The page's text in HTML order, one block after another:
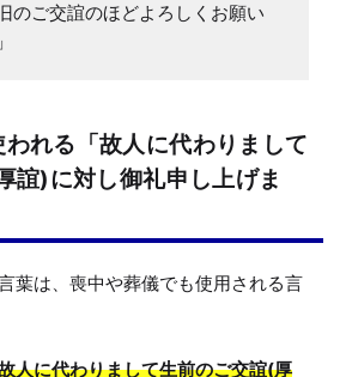
のご交誼のほどよろしくお願い
れる「故人に代わりまして
誼)に対し御礼申し上げま
葉は、喪中や葬儀でも使用される言
人に代わりまして生前のご交誼(厚